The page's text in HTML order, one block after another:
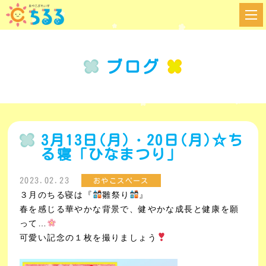
ブログ
3月13日(月)・20日(月)☆ち
る寝「ひなまつり」
2023.02.23 おやこスペース
３月のちる寝は『 雛祭り 』
春を感じる華やかな背景で、健やかな成長と健康を願
って…
可愛い記念の１枚を撮りましょう